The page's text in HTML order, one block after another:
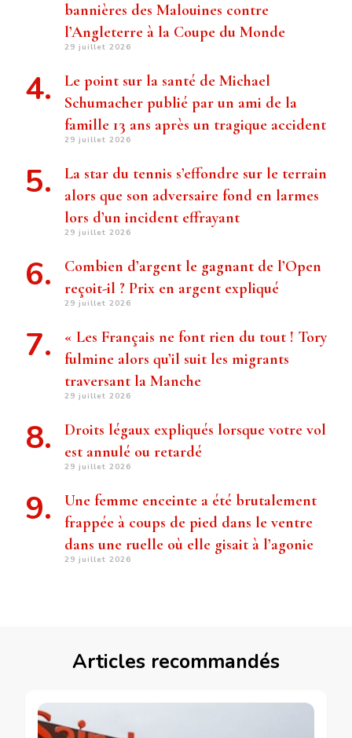
bannières des Malouines contre
l’Angleterre à la Coupe du Monde
29 juillet 2026
Le point sur la santé de Michael
Schumacher publié par un ami de la
famille 13 ans après un tragique accident
29 juillet 2026
La star du tennis s’effondre sur le terrain
alors que son adversaire fond en larmes
lors d’un incident effrayant
29 juillet 2026
Combien d’argent le gagnant de l’Open
reçoit-il ? Prix ​​en argent expliqué
29 juillet 2026
« Les Français ne font rien du tout ! Tory
fulmine alors qu’il suit les migrants
traversant la Manche
29 juillet 2026
Droits légaux expliqués lorsque votre vol
est annulé ou retardé
29 juillet 2026
Une femme enceinte a été brutalement
frappée à coups de pied dans le ventre
dans une ruelle où elle gisait à l’agonie
29 juillet 2026
Articles recommandés